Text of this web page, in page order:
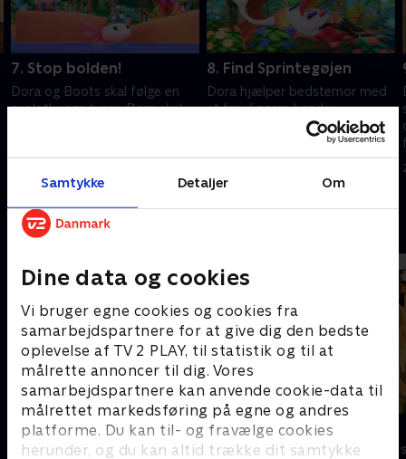
Samtykke Detaljer Om
Dine data og cookies
Vi bruger egne cookies og cookies fra
samarbejdspartnere for at give dig den bedste
oplevelse af TV 2 PLAY, til statistik og til at
målrette annoncer til dig. Vores
samarbejdspartnere kan anvende cookie-data til
målrettet markedsføring på egne og andres
platforme. Du kan til- og fravælge cookies
herunder, og du kan altid trække dit samtykke
7. Stop bolden!
Dora og Boots skal følge en
axolotl-unge hjem. Dora skal
kæmpeboble.
8. Find Sprintegøjen
Dora hjælper bedstemor med
at færdiggøre hendes
fotoalbum med fugle, og Dora
og Boots skal finde Loritos
mor.
Andre så også
F for får
Børneserier • 5 sæsoner
Zoo
Børneserier • 1